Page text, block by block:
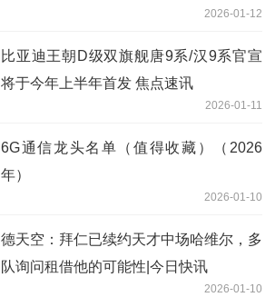
2026-01-12
比亚迪王朝D级双旗舰唐9系/汉9系官宣
将于今年上半年首发 焦点速讯
2026-01-11
6G通信龙头名单（值得收藏）（2026
年）
2026-01-10
德天空：拜仁已续约天才中场哈维尔，多
队询问租借他的可能性|今日快讯
2026-01-10